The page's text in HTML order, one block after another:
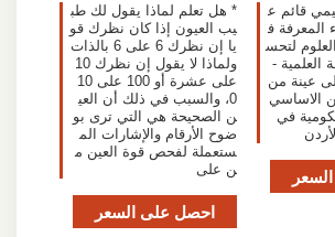
قائم ع
المعرفة ف
لتحس
العلمية -
عينة من
الاساسي
في
* هل تعلم لماذا يقول لك طب
يب العيون إذا كان نظرك قو
يا إن نظرك 6 على 6 بالذات
ولماذا لا يقول إن نظرك 10
على عشرة أو 100 على 10
0، والسبب في ذلك أن العي
ن الصحيحة هي التي ترى بو
ضوح الأرقام والإشارات الم
ستعملة لفحص قوة العين م
ن على
احصل على السعر